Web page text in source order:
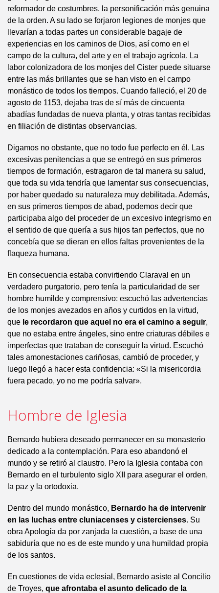
reformador de costumbres, la personificación más genuina
de la orden. A su lado se forjaron legiones de monjes que
llevarían a todas partes un considerable bagaje de
experiencias en los caminos de Dios, así como en el
campo de la cultura, del arte y en el trabajo agrícola. La
labor colonizadora de los monjes del Cister puede situarse
entre las más brillantes que se han visto en el campo
monástico de todos los tiempos. Cuando falleció, el 20 de
agosto de 1153, dejaba tras de sí más de cincuenta
abadías fundadas de nueva planta, y otras tantas recibidas
en filiación de distintas observancias.
Digamos no obstante, que no todo fue perfecto en él. Las
excesivas penitencias a que se entregó en sus primeros
tiempos de formación, estragaron de tal manera su salud,
que toda su vida tendría que lamentar sus consecuencias,
por haber quedado su naturaleza muy debilitada. Además,
en sus primeros tiempos de abad, podemos decir que
participaba algo del proceder de un excesivo integrismo en
el sentido de que quería a sus hijos tan perfectos, que no
concebía que se dieran en ellos faltas provenientes de la
flaqueza humana.
En consecuencia estaba convirtiendo Claraval en un
verdadero purgatorio, pero tenía la particularidad de ser
hombre humilde y comprensivo: escuchó las advertencias
de los monjes avezados en años y curtidos en la virtud,
que le recordaron que aquel no era el camino a seguir,
que no estaba entre ángeles, sino entre criaturas débiles e
imperfectas que trataban de conseguir la virtud. Escuchó
tales amonestaciones cariñosas, cambió de proceder, y
luego llegó a hacer esta confidencia: «Si la misericordia
fuera pecado, yo no me podría salvar».
Hombre de Iglesia
Bernardo hubiera deseado permanecer en su monasterio
dedicado a la contemplación. Para eso abandonó el
mundo y se retiró al claustro. Pero la Iglesia contaba con
Bernardo en el turbulento siglo XII para asegurar el orden,
la paz y la ortodoxia.
Dentro del mundo monástico, Bernardo ha de intervenir
en las luchas entre cluniacenses y cistercienses. Su
obra Apología da por zanjada la cuestión, a base de una
sabiduría que no es de este mundo y una humildad propia
de los santos.
En cuestiones de vida eclesial, Bernardo asiste al Concilio
de Troyes, que afrontaba el asunto delicado de la